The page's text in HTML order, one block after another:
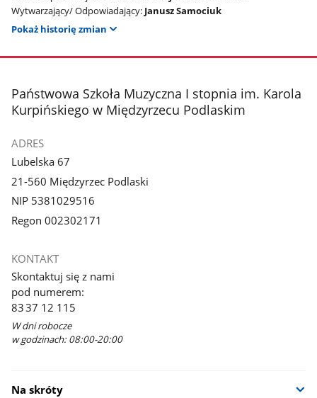
Wytwarzający/ Odpowiadający: Janusz Samociuk
Pokaż historię zmian
stopka
Państwowa Szkoła Muzyczna I stopnia im. Karola
Kurpińskiego w Międzyrzecu Podlaskim
ADRES
Lubelska 67
21-560 Międzyrzec Podlaski
NIP 5381029516
Regon 002302171
KONTAKT
Skontaktuj się z nami
pod numerem:
83 37 12 115
W dni robocze
w godzinach: 08:00-20:00
Na skróty